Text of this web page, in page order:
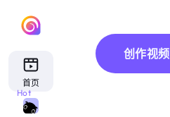
首页
Hot
创作视频